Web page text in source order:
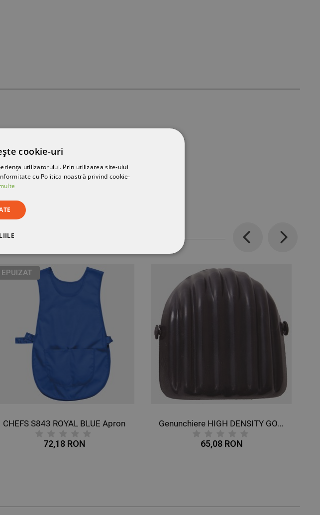
Previous
EPUIZAT
CHEFS S843 ROYAL BLUE Apron
72,18 RON
Genunchiere HIGH DENSITY GOMA
65,08 RON
Next
cookie-uri
utilizatorului. Prin utilizarea site-ului
cu Politica noastră privind cookie-